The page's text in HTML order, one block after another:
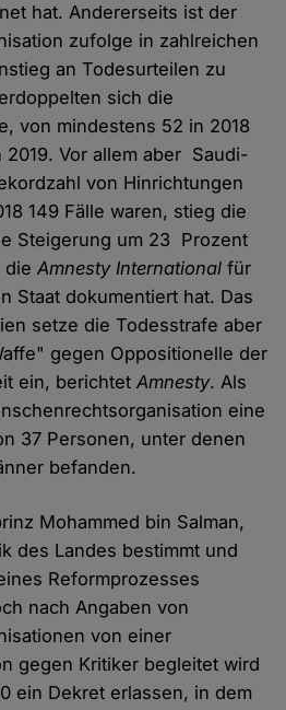
hat. Andererseits ist der
zufolge in zahlreichen
an Todesurteilen zu
sich die
von mindestens 52 in 2018
2019. Vor allem aber Saudi-
von Hinrichtungen
149 Fälle waren, stieg die
Steigerung um 23 Prozent
dieAmnesty International für
Staat dokumentiert hat. Das
setze die Todesstrafe aber
gegen Oppositionelle der
ein, berichtetAmnesty. Als
eine
37 Personen, unter denen
befanden.
Mohammed bin Salman,
des Landes bestimmt und
Reformprozesses
nach Angaben von
von einer
gegen Kritiker begleitet wird
ein Dekret erlassen, in dem